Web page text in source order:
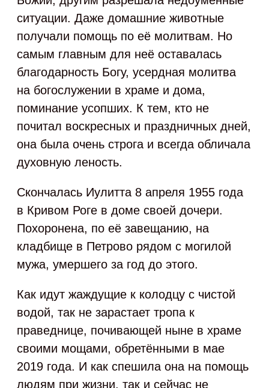
ситуации. Даже домашние животные
получали помощь по её молитвам. Но
самым главным для неё оставалась
благодарность Богу, усердная молитва
на богослужении в храме и дома,
поминание усопших. К тем, кто не
почитал воскресных и праздничных дней,
она была очень строга и всегда обличала
духовную леность.
Скончалась Иулитта 8 апреля 1955 года
в Кривом Роге в доме своей дочери.
Похоронена, по её завещанию, на
кладбище в Петрово рядом с могилой
мужа, умершего за год до этого.
Как идут жаждущие к колодцу с чистой
водой, так не зарастает тропа к
праведнице, почивающей ныне в храме
своими мощами, обретёнными в мае
2019 года. И как спешила она на помощь
людям при жизни, так и сейчас не